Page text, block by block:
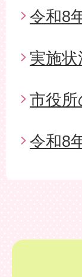
令和8
実施
市役
令和8